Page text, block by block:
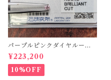
パープルピンクダイヤルース
【0.166ct】PRO204575
¥223,200
10%OFF